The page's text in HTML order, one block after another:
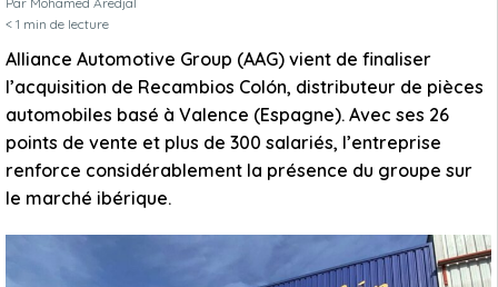
< 1 min de lecture
Alliance Automotive Group (AAG) vient de finaliser
l’acquisition de Recambios Colón, distributeur de pièces
automobiles basé à Valence (Espagne). Avec ses 26
points de vente et plus de 300 salariés, l’entreprise
renforce considérablement la présence du groupe sur
le marché ibérique.